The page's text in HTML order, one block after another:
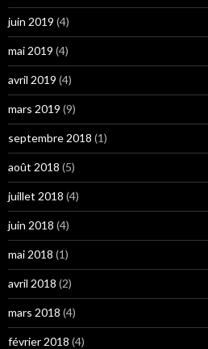
juin 2019 (4)
mai 2019 (4)
avril 2019 (4)
mars 2019 (9)
septembre 2018 (1)
août 2018 (5)
juillet 2018 (4)
juin 2018 (4)
mai 2018 (1)
avril 2018 (2)
mars 2018 (4)
février 2018 (4)